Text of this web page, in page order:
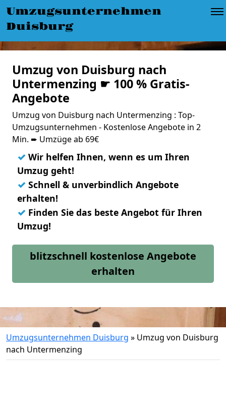
Umzugsunternehmen
Duisburg
Umzug von Duisburg nach
Untermenzing ☛ 100 % Gratis-
Angebote
Umzug von Duisburg nach Untermenzing : Top-
Umzugsunternehmen - Kostenlose Angebote in 2
Min. ➨ Umzüge ab 69€
✓ Wir helfen Ihnen, wenn es um Ihren
Umzug geht!
✓ Schnell & unverbindlich Angebote
erhalten!
✓ Finden Sie das beste Angebot für Ihren
Umzug!
blitzschnell kostenlose Angebote
erhalten
Umzugsunternehmen Duisburg » Umzug von Duisburg
nach Untermenzing